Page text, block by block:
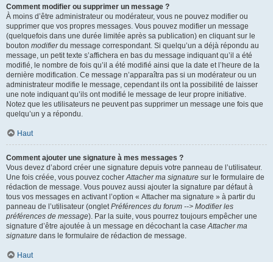
Comment modifier ou supprimer un message ?
À moins d’être administrateur ou modérateur, vous ne pouvez modifier ou
supprimer que vos propres messages. Vous pouvez modifier un message
(quelquefois dans une durée limitée après sa publication) en cliquant sur le
bouton modifierdu message correspondant. Si quelqu’un a déjà répondu au
message, un petit texte s’affichera en bas du message indiquant qu’il a été
modifié, le nombre de fois qu’il a été modifié ainsi que la date et l’heure de la
dernière modification. Ce message n’apparaîtra pas si un modérateur ou un
administrateur modifie le message, cependant ils ont la possibilité de laisser
une note indiquant qu’ils ont modifié le message de leur propre initiative.
Notez que les utilisateurs ne peuvent pas supprimer un message une fois que
quelqu’un y a répondu.
Haut
Comment ajouter une signature à mes messages ?
Vous devez d’abord créer une signature depuis votre panneau de l’utilisateur.
Une fois créée, vous pouvez cocherAttacher ma signature sur le formulaire de
rédaction de message. Vous pouvez aussi ajouter la signature par défaut à
tous vos messages en activant l’option « Attacher ma signature » à partir du
panneau de l’utilisateur (ongletPréférences du forum --> Modifier les
préférences de message). Par la suite, vous pourrez toujours empêcher une
signature d’être ajoutée à un message en décochant la caseAttacher ma
signature dans le formulaire de rédaction de message.
Haut